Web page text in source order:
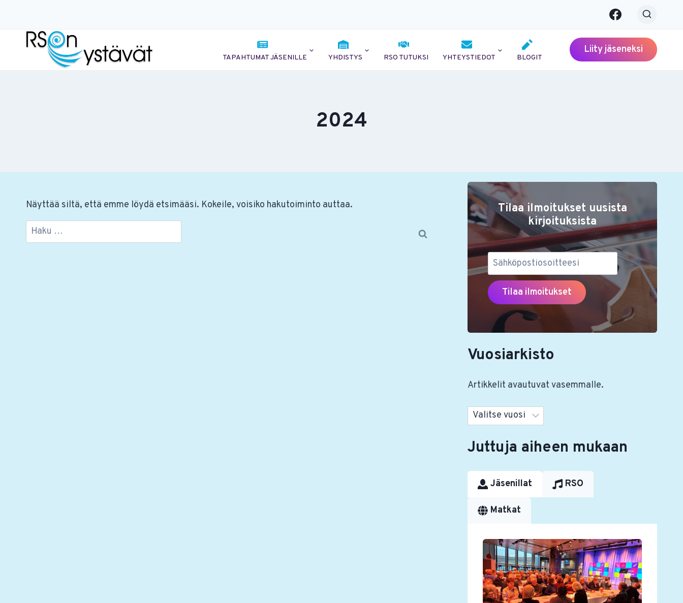
TAPAHTUMAT JÄSENILLE YHDISTYS RSO TUTUKSI YHTEYSTIEDOT BLOGIT
Liity jäseneksi
2024
Näyttää siltä, että emme löydä etsimääsi. Kokeile, voisiko hakutoiminto auttaa.
Haku:
Tilaa ilmoitukset uusista
kirjoituksista
Vuosiarkisto
Artikkelit avautuvat vasemmalle.
Arkistot
Juttuja aiheen mukaan
Jäsenillat RSO
Matkat